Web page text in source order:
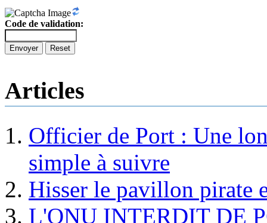
Code de validation:
Envoyer Reset
Articles
Officier de Port : Une
simple à suivre
Hisser le pavillon pirate
L'ONU INTERDIT DE